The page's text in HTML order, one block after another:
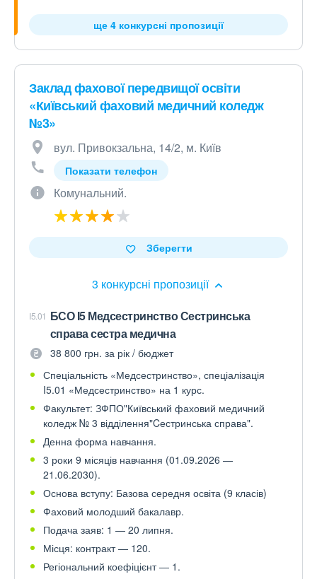
ще 4 конкурсні пропозиції
Заклад фахової передвищої освіти
«Київський фаховий медичний коледж
№3»
вул. Привокзальна, 14/2, м. Київ
Показати телефон
Комунальний.
3 конкурсні пропозиції
Зберегти
I5.01 БСО I5 Медсестринство Сестринська
справа сестра медична
38 800 грн. за рік / бюджет
Спеціальність «Медсестринство», спеціалізація
I5.01 «Медсестринство» на 1 курс.
Факультет: ЗФПО"Київський фаховий медичний
коледж № 3 відділення"Cестринська справа".
Денна форма навчання.
3 роки 9 місяців навчання (01.09.2026 —
21.06.2030).
Основа вступу: Базова середня освіта (9 класів)
Фаховий молодший бакалавр.
Подача заяв: 1 — 20 липня.
Місця: контракт — 120.
Регіональний коефіцієнт — 1.